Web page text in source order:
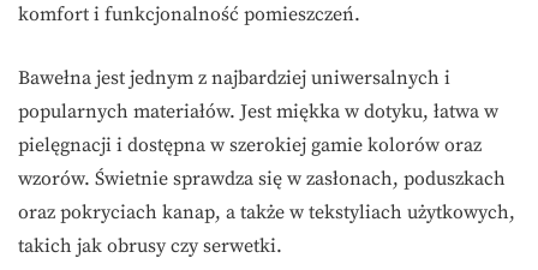
komfort i funkcjonalność pomieszczeń.
Bawełna jest jednym z najbardziej uniwersalnych i
popularnych materiałów. Jest miękka w dotyku, łatwa w
pielęgnacji i dostępna w szerokiej gamie kolorów oraz
wzorów. Świetnie sprawdza się w zasłonach, poduszkach
oraz pokryciach kanap, a także w tekstyliach użytkowych,
takich jak obrusy czy serwetki.